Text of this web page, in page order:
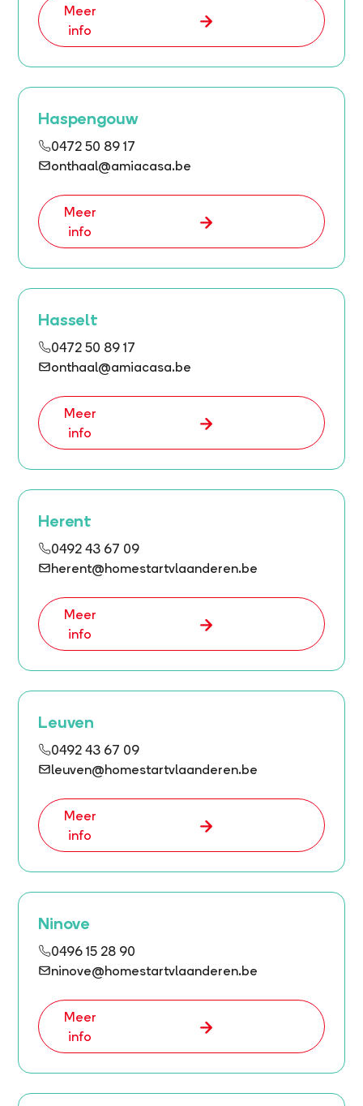
Meer
info
Haspengouw
0472 50 89 17
onthaal@amiacasa.be
Meer
info
Hasselt
0472 50 89 17
onthaal@amiacasa.be
Meer
info
Herent
0492 43 67 09
herent@homestartvlaanderen.be
Meer
info
Leuven
0492 43 67 09
leuven@homestartvlaanderen.be
Meer
info
Ninove
0496 15 28 90
ninove@homestartvlaanderen.be
Meer
info